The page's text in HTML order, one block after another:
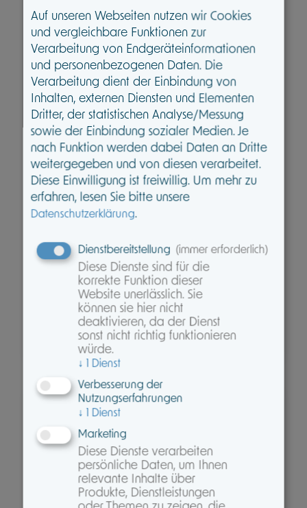
Branche
Ihre Themen – unsere Kampagne 2026,
30 Jahre Standard Life und
Ruhestands‑Webinar
Standard Life startet mit klaren Impulsen in die
zweite Jahreshälfte 2026: eine fokussierte
Kampagne zur professionellen
deutschen Markt und die Fortsetzung unserer
Webinar‑Reihe. Alle Inhalte sind auf Ihre
Beratungspraxis ausgerichtet – kompakt,…
Weiterlesen
Am 31. Juli 2026
Auf unseren Webseiten nutzen wir Cookies
und vergleichbare Funktionen zur
Verarbeitung von Endgeräteinformationen
und personenbezogenen Daten. Die
Verarbeitung dient der Einbindung von
Inhalten, externen Diensten und Elementen
Dritter, der statistischen Analyse/Messung
sowie der Einbindung sozialer Medien. Je
nach Funktion werden dabei Daten an Dritte
weitergegeben und von diesen verarbeitet.
Diese Einwilligung ist freiwillig. Um mehr zu
erfahren, lesen Sie bitte unsere
Datenschutzerklärung
Dienstbereitstellung (immer erforderlich)
Diese Dienste sind für die
korrekte Funktion dieser
Website unerlässlich. Sie
können sie hier nicht
deaktivieren, da der Dienst
sonst nicht richtig funktionieren
würde.
↓ 1 Dienst
Verbesserung der
Nutzungserfahrungen
↓ 1 Dienst
Marketing
Diese Dienste verarbeiten
persönliche Daten, um Ihnen
relevante Inhalte über
Produkte, Dienstleistungen
oder Themen zu zeigen, die